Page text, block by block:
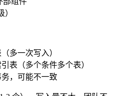
多一次写入）
表（多个条件多个表）
，可能不一致